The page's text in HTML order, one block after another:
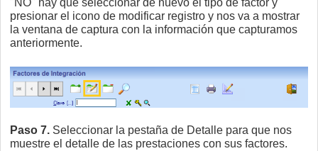
presionar el icono de modificar registro y nos va a mostrar
la ventana de captura con la información que capturamos
anteriormente.
Paso 7. Seleccionar la pestaña de Detalle para que nos
muestre el detalle de las prestaciones con sus factores.